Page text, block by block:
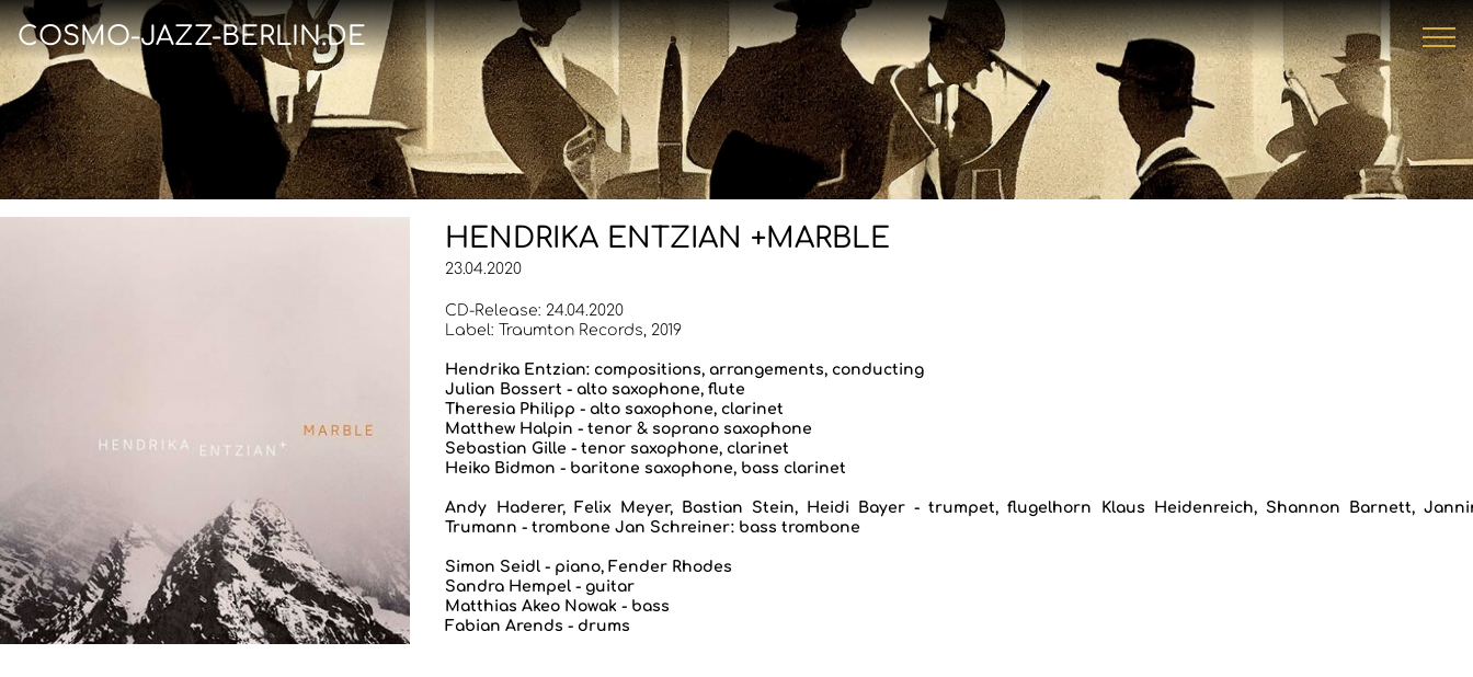
COSMO-JAZZ-BERLIN.DE
HENDRIKA ENTZIAN +MARBLE
23.04.2020
CD-Release: 24.04.2020
Label: Traumton Records, 2019
Hendrika Entzian: compositions, arrangements, conducting
Julian Bossert - alto saxophone, flute
Theresia Philipp - alto saxophone, clarinet
Matthew Halpin - tenor & soprano saxophone
Sebastian Gille - tenor saxophone, clarinet
Heiko Bidmon - baritone saxophone, bass clarinet
Andy Haderer, Felix Meyer, Bastian Stein, Heidi Bayer - trumpet, flugelhorn Klaus Heidenreich, Shannon Barnett,
Trumann - trombone Jan Schreiner: bass trombone
Simon Seidl - piano,Fender Rhodes
Sandra Hempel - guitar
MatthiasAkeo Nowak - bass
Fabian Arends - drums